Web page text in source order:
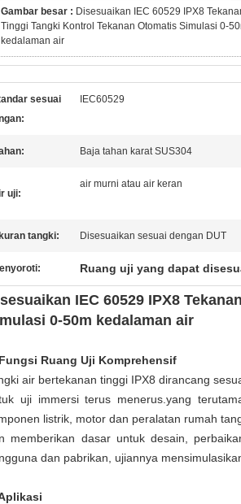
Gambar besar : Disesuaikan IEC 60529 IPX8
Tinggi Tangki Kontrol Tekanan Otomatis Simulasi 0-
kedalaman air
sesuai
IEC60529
Baja tahan karat SUS304
uji:
air murni atau air keran
tangki: Disesuaikan sesuai dengan DUT
Ruang uji yang dapat
IEC 60529 IPX8
0-50m kedalaman air
Ruang Uji Komprehensif
air bertekanan tinggi IPX8 dirancang
uji immersi terus menerus.yang
listrik, motor dan peralatan rumah
memberikan dasar untuk desain,
dan pabrikan, ujiannya